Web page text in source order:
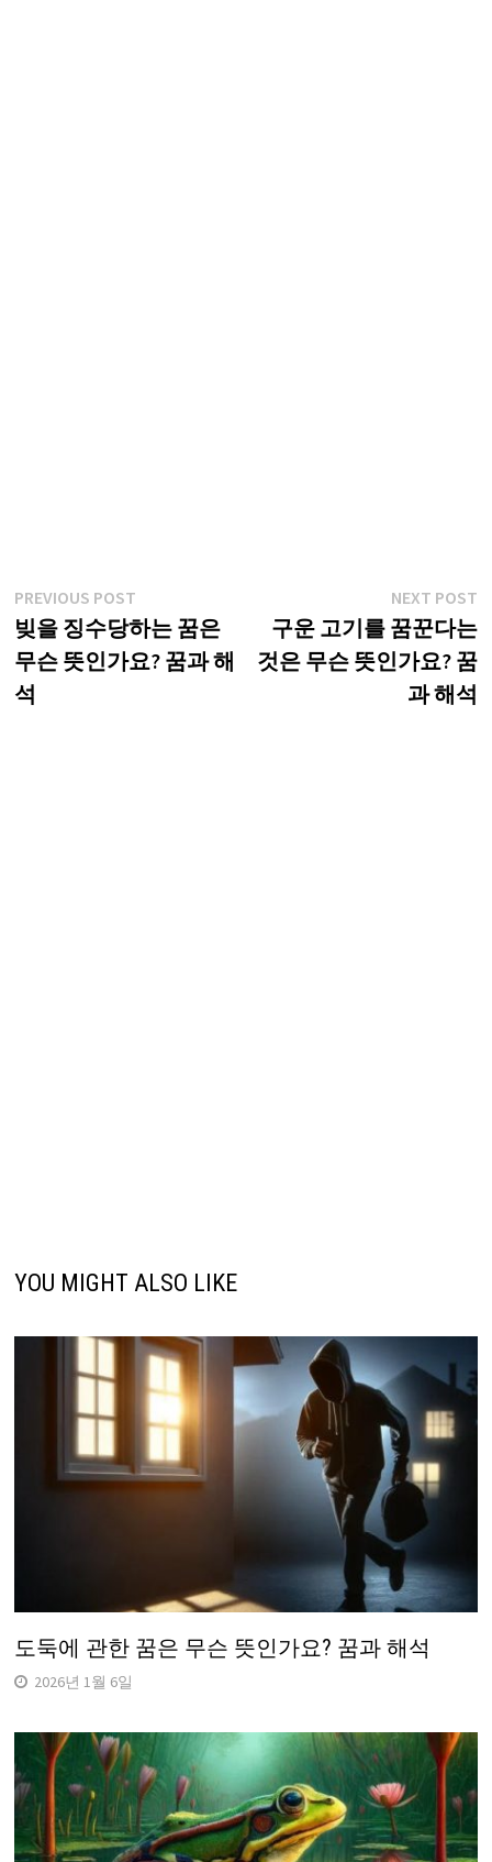
글
탐
색
PREVIOUS POSTPrevious
post:
빚을 징수당하는 꿈은
무슨 뜻인가요? 꿈과 해
석
NEXT POST
구운 고기를 꿈꾼다는
것은 무슨 뜻인가요? 꿈
과 해석
YOU MIGHT ALSO LIKE
도둑에 관한 꿈은 무슨 뜻인가요? 꿈과 해석
2026년 1월 6일